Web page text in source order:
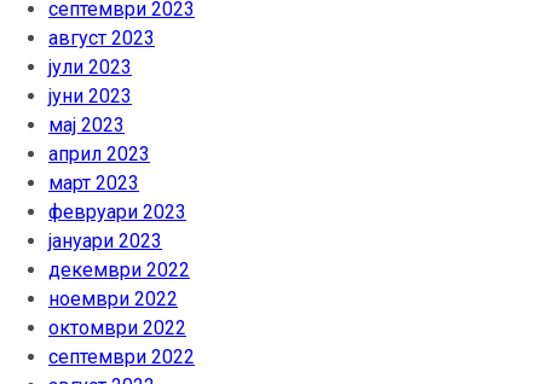
септември 2023
август 2023
јули 2023
јуни 2023
мај 2023
април 2023
март 2023
февруари 2023
јануари 2023
декември 2022
ноември 2022
октомври 2022
септември 2022